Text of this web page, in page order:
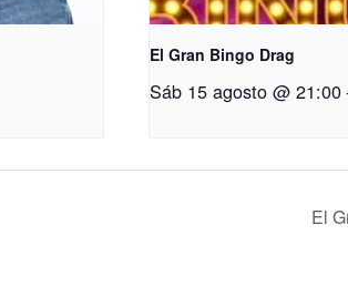
El Gran Bingo Drag
Sáb 15 agosto @ 21:00
El